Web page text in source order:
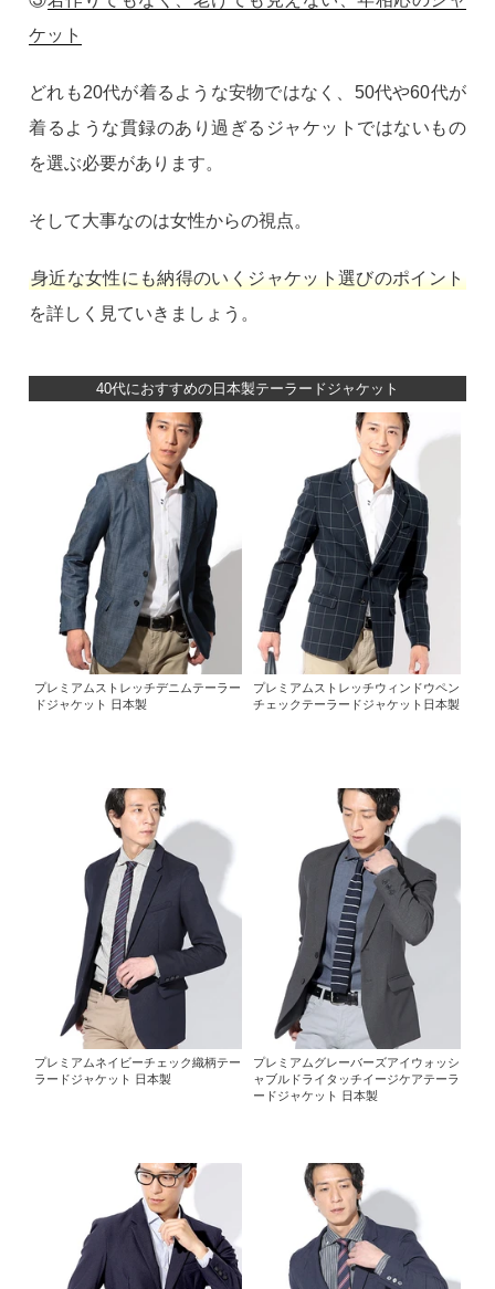
ケット
どれも20代が着るような安物ではなく、50代や60代が
着るような貫録のあり過ぎるジャケットではないもの
を選ぶ必要があります。
そして大事なのは女性からの視点。
身近な女性にも納得のいくジャケット選びのポイント
を詳しく見ていきましょう。
40代におすすめの日本製テーラードジャケット
プレミアムストレッチデニムテーラー
ドジャケット 日本製
プレミアムストレッチウィンドウペン
チェックテーラードジャケット日本製
プレミアムネイビーチェック織柄テー
ラードジャケット 日本製
プレミアムグレーバーズアイウォッシ
ャブルドライタッチイージケアテーラ
ードジャケット 日本製